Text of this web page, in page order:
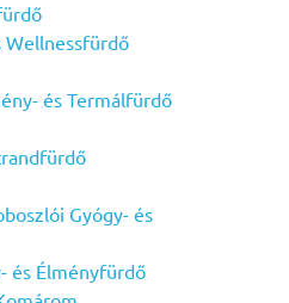
Wellnessfürdő
és Termálfürdő
Gyógy- és
és Élményfürdő